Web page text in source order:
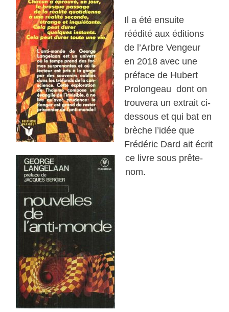
Il a été ensuite
réédité aux éditions
de l’Arbre Vengeur
en 2018 avec une
préface de Hubert
Prolongeau dont on
trouvera un extrait ci-
dessous et qui bat en
brèche l’idée que
Frédéric Dard ait écrit
ce livre sous prête-
nom.